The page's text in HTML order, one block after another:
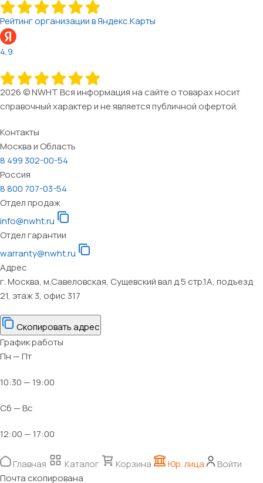
Рейтинг организации в Яндекс.Карты
4,9
2026 © NWHT Вся информация на сайте о товарах носит
справочный характер и не является публичной офертой.
Контакты
Москва и Область
8 499 302-00-54
Россия
8 800 707-03-54
Отдел продаж
info@nwht.ru
Отдел гарантии
warranty@nwht.ru
Адрес
г. Москва, м.Савеловская, Сущевский вал д.5 стр.1А, подъезд
21, этаж 3, офис 317
Скопировать адрес
График работы
Пн — Пт
10:30 — 19:00
Сб — Вс
12:00 — 17:00
Главная Каталог Корзина Юр. лица
Войти
Почта скопирована